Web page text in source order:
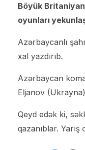
Böyük
oyunları
Azərbaycanlı
xal yazdırıb.
Azərbaycan
Eljanov
Qeyd edək ki,
qazanıblar.